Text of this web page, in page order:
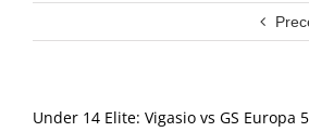
Under 14 Elite: Vigasio vs GS Europa